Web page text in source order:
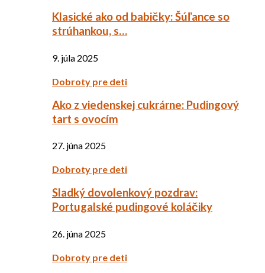
Klasické ako od babičky: Šúľance so
strúhankou, s…
9. júla 2025
Dobroty pre deti
Ako z viedenskej cukrárne: Pudingový
tart s ovocím
27. júna 2025
Dobroty pre deti
Sladký dovolenkový pozdrav:
Portugalské pudingové koláčiky
26. júna 2025
Dobroty pre deti